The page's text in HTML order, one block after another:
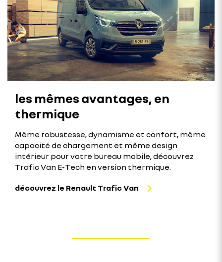
les mêmes avantages, en
thermique
Même robustesse, dynamisme et confort, même
capacité de chargement et même design
intérieur pour votre bureau mobile, découvrez
Trafic Van E-Tech en version thermique.
découvrez le Renault Trafic Van